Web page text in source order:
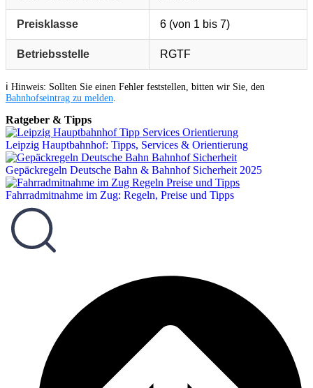
Preisklasse 6 (von 1 bis 7)
Betriebsstelle RGTF
ℹ️ Hinweis: Sollten Sie einen Fehler feststellen, bitten wir Sie, den
Bahnhofseintrag zu melden
Ratgeber & Tipps
Leipzig Hauptbahnhof: Tipps, Services & Orientierung
Gepäckregeln Deutsche Bahn & Bahnhof Sicherheit 2025
Fahrradmitnahme im Zug: Regeln, Preise und Tipps